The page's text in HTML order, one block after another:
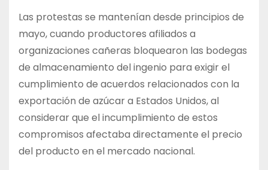
Las protestas se mantenían desde principios de
mayo, cuando productores afiliados a
organizaciones cañeras bloquearon las bodegas
de almacenamiento del ingenio para exigir el
cumplimiento de acuerdos relacionados con la
exportación de azúcar a Estados Unidos, al
considerar que el incumplimiento de estos
compromisos afectaba directamente el precio
del producto en el mercado nacional.